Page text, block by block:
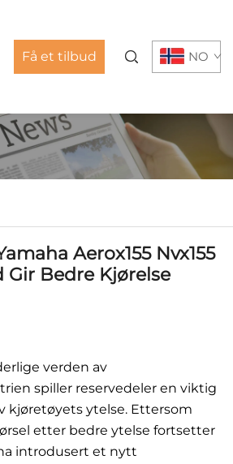
Få et tilbud NO
Aerox155 Nvx155
Gir Bedre Kjørelse
verden av
spiller reservedeler en viktig
kjøretøyets ytelse. Ettersom
etter bedre ytelse fortsetter
introdusert et nytt